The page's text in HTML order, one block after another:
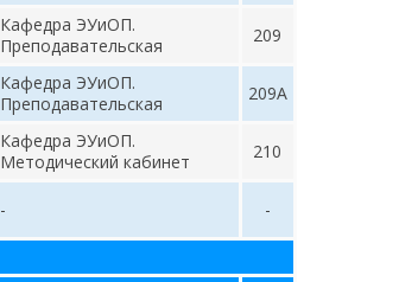
Кафедра ЭУиОП.
Преподавательская
209
Кафедра ЭУиОП.
Преподавательская
209А
Кафедра ЭУиОП.
Методический кабинет
210
- -